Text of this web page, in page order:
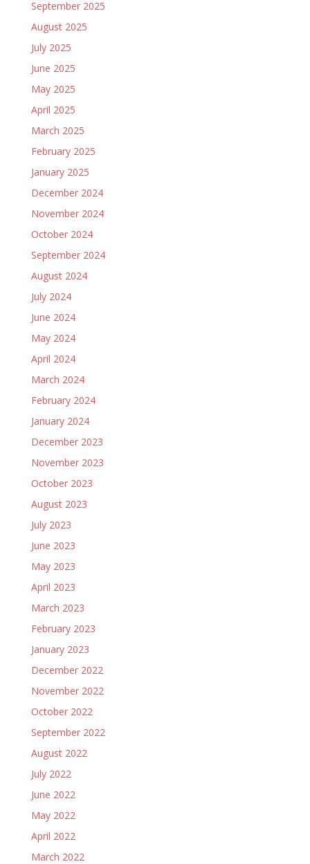
September 2025
August 2025
July 2025
June 2025
May 2025
April 2025
March 2025
February 2025
January 2025
December 2024
November 2024
October 2024
September 2024
August 2024
July 2024
June 2024
May 2024
April 2024
March 2024
February 2024
January 2024
December 2023
November 2023
October 2023
August 2023
July 2023
June 2023
May 2023
April 2023
March 2023
February 2023
January 2023
December 2022
November 2022
October 2022
September 2022
August 2022
July 2022
June 2022
May 2022
April 2022
March 2022